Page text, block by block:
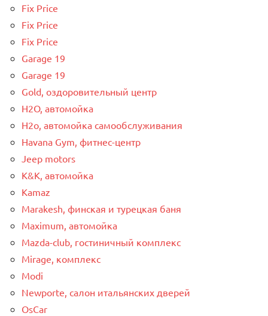
Fix Price
Fix Price
Fix Price
Garage 19
Garage 19
Gold, оздоровительный центр
H2O, автомойка
H2o, автомойка самообслуживания
Havana Gym, фитнес-центр
Jeep motors
K&K, автомойка
Kamaz
Marakesh, финская и турецкая баня
Maximum, автомойка
Mazda-club, гостиничный комплекс
Mirage, комплекс
Modi
Newporte, салон итальянских дверей
OsCar